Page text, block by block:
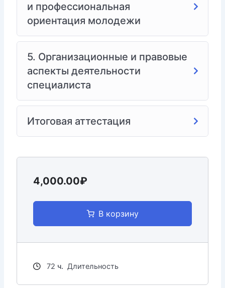
Социальные работники, специалисты по
работе с молодежью.
Педагоги, психологи, воспитатели.
работающих с молодежью.
Все, кто стремится профессионально расти в
области социальной работы с подрастающим
Что вы получите, пройдя наш курс:
молодежью.
социальной поддержки и профилактики.
медиации и групповой работы.
Актуальные знания о законодательстве и
социальных программах для молодежи.
своей практике в Севастополе или другом
городе.
и профессиональная
ориентация молодежи
5. Организационные и правовые
аспекты деятельности
специалиста
Итоговая аттестация
4,000.00₽
В корзину
72 ч. Длительность